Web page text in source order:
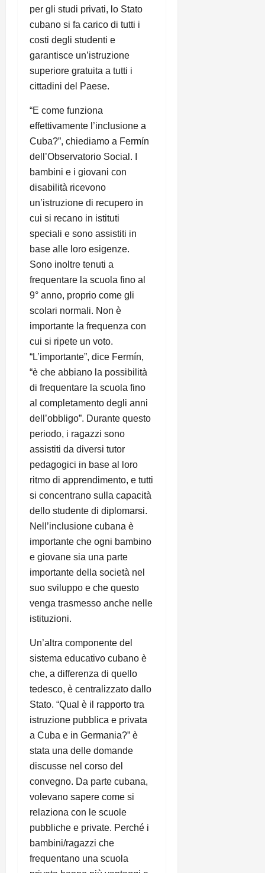
per gli studi privati, lo Stato
cubano si fa carico di tutti i
costi degli studenti e
garantisce un’istruzione
superiore gratuita a tutti i
cittadini del Paese.
“E come funziona
effettivamente l’inclusione a
Cuba?”, chiediamo a Fermín
dell’Observatorio Social. I
bambini e i giovani con
disabilità ricevono
un’istruzione di recupero in
cui si recano in istituti
speciali e sono assistiti in
base alle loro esigenze.
Sono inoltre tenuti a
frequentare la scuola fino al
9° anno, proprio come gli
scolari normali. Non è
importante la frequenza con
cui si ripete un voto.
“L’importante”, dice Fermín,
“è che abbiano la possibilità
di frequentare la scuola fino
al completamento degli anni
dell’obbligo”. Durante questo
periodo, i ragazzi sono
assistiti da diversi tutor
pedagogici in base al loro
ritmo di apprendimento, e tutti
si concentrano sulla capacità
dello studente di diplomarsi.
Nell’inclusione cubana è
importante che ogni bambino
e giovane sia una parte
importante della società nel
suo sviluppo e che questo
venga trasmesso anche nelle
istituzioni.
Un’altra componente del
sistema educativo cubano è
che, a differenza di quello
tedesco, è centralizzato dallo
Stato. “Qual è il rapporto tra
istruzione pubblica e privata
a Cuba e in Germania?” è
stata una delle domande
discusse nel corso del
convegno. Da parte cubana,
volevano sapere come si
relaziona con le scuole
pubbliche e private. Perché i
bambini/ragazzi che
frequentano una scuola